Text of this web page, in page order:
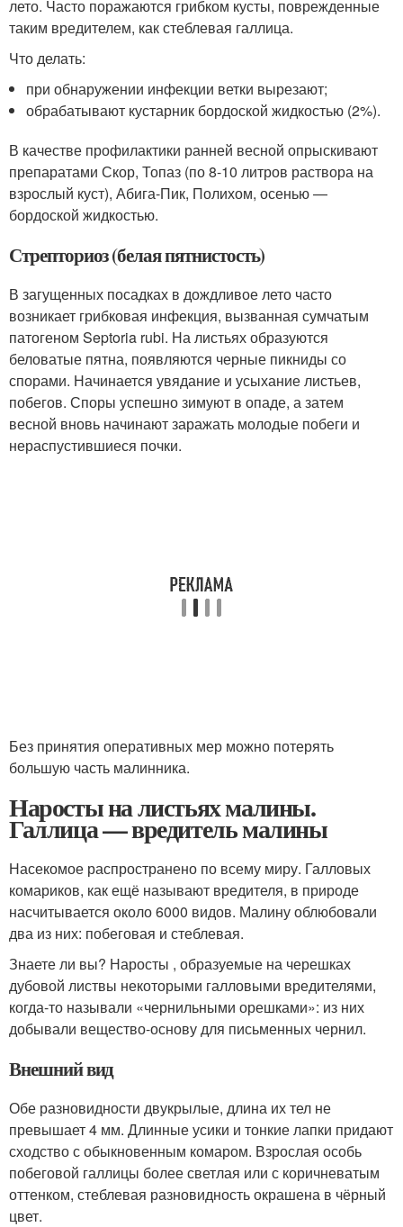
лето. Часто поражаются грибком кусты, поврежденные
таким вредителем, как стеблевая галлица.
Что делать:
при обнаружении инфекции ветки вырезают;
обрабатывают кустарник бордоской жидкостью (2%).
В качестве профилактики ранней весной опрыскивают
препаратами Скор, Топаз (по 8-10 литров раствора на
взрослый куст), Абига-Пик, Полихом, осенью —
бордоской жидкостью.
Стрепториоз (белая пятнистость)
В загущенных посадках в дождливое лето часто
возникает грибковая инфекция, вызванная сумчатым
патогеном Septoria rubi. На листьях образуются
беловатые пятна, появляются черные пикниды со
спорами. Начинается увядание и усыхание листьев,
побегов. Споры успешно зимуют в опаде, а затем
весной вновь начинают заражать молодые побеги и
нераспустившиеся почки.
Без принятия оперативных мер можно потерять
большую часть малинника.
Наросты на листьях малины.
Галлица — вредитель малины
Насекомое распространено по всему миру. Галловых
комариков, как ещё называют вредителя, в природе
насчитывается около 6000 видов. Малину облюбовали
два из них: побеговая и стеблевая.
Знаете ли вы? Наросты , образуемые на черешках
дубовой листвы некоторыми галловыми вредителями,
когда-то называли «чернильными орешками»: из них
добывали вещество-основу для письменных чернил.
Внешний вид
Обе разновидности двукрылые, длина их тел не
превышает 4 мм. Длинные усики и тонкие лапки придают
сходство с обыкновенным комаром. Взрослая особь
побеговой галлицы более светлая или с коричневатым
оттенком, стеблевая разновидность окрашена в чёрный
цвет.